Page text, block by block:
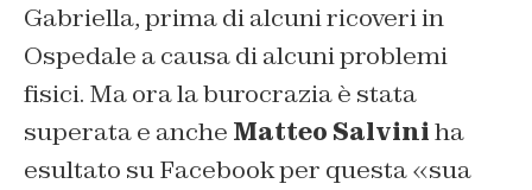
Gabriella, prima di alcuni ricoveri in
Ospedale a causa di alcuni problemi
fisici. Ma ora la burocrazia è stata
superata e anche Matteo Salviniha
esultato su Facebook per questa «sua